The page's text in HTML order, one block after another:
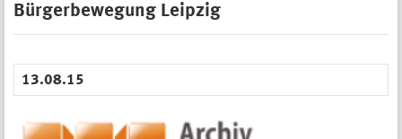
Bürgerbewegung Leipzig
13.08.15